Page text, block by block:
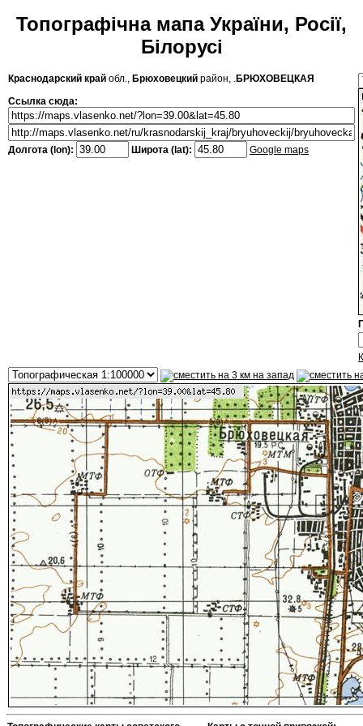
Топографічна мапа України, Росії,
Білорусі
Краснодарский край обл., Брюховецкий район, .БРЮХОВЕЦКАЯ
Ссылка сюда:
Долгота (lon): Широта (lat): Google maps